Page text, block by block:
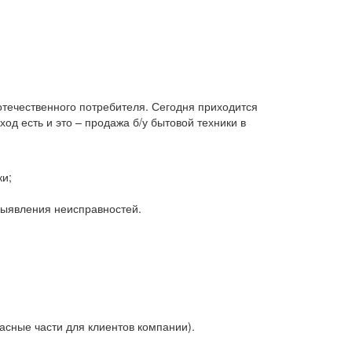
потребителя. Сегодня приходится
есть и это – продажа б/у бытовой техники в
неисправностей.
части для клиентов компании).